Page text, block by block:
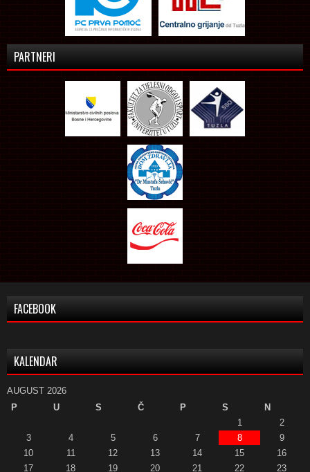
PARTNERI
FACEBOOK
KALENDAR
AUGUST 2026
P
U S Č P S
N
1
2
3
4 5 6 7 8
9
10
11 12 13 14 15
16
17
18 19 20 21 22
23